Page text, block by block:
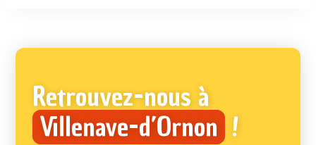
Retrouvez-nous à
Villenave-d’Ornon !